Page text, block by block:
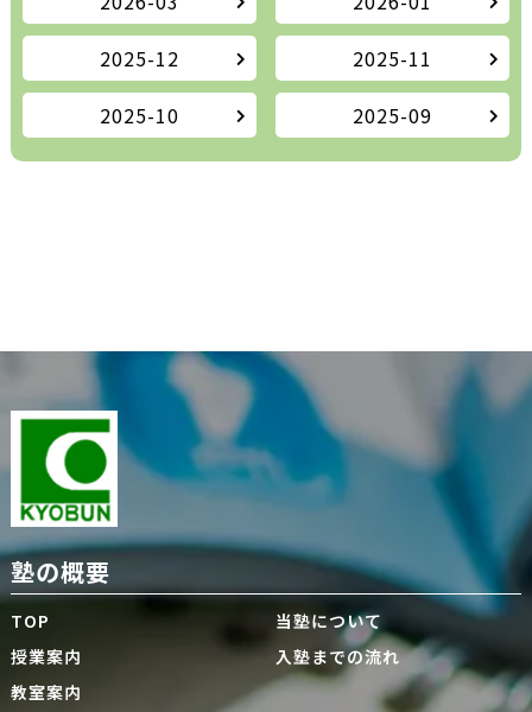
2025-12
2025-11
2025-10
2025-09
塾の概要
TOP
授業案内
教室案内
当塾について
入塾までの流れ